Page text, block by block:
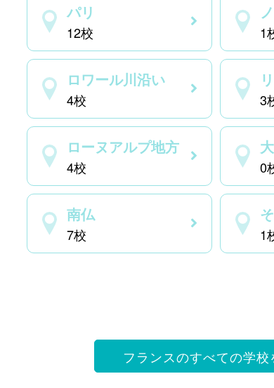
パリ
12校 1
ロワール川沿い
4校 3
ローヌアルプ地方
4校 0
南仏
7校 1
フランスのすべての学校